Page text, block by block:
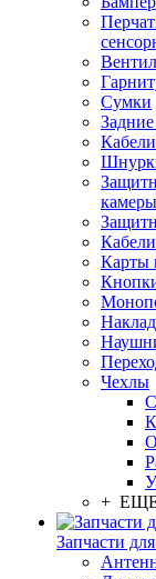
Сумки
камеры
Карты
Чехлы
+
Запчасти